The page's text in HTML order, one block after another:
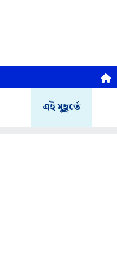
এই মুহূর্তে